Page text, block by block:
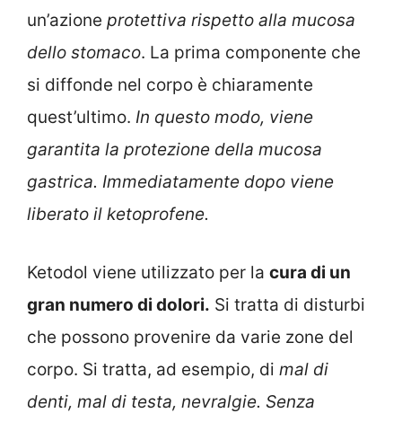
un’azione protettiva rispetto alla mucosa
dello stomaco. La prima componente che
si diffonde nel corpo è chiaramente
quest’ultimo. In questo modo, viene
garantita la protezione della mucosa
gastrica. Immediatamente dopo viene
liberato il ketoprofene.
Ketodol viene utilizzato per la cura di un
gran numero di dolori. Si tratta di disturbi
che possono provenire da varie zone del
corpo. Si tratta, ad esempio, di mal di
denti, mal di testa, nevralgie. Senza